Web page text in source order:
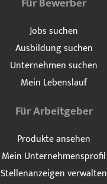
Jobs suchen
Ausbildung suchen
Unternehmen suchen
Mein Lebenslauf
Für Arbeitgeber
Produkte ansehen
Mein Unternehmensprofil
Stellenanzeigen verwalten